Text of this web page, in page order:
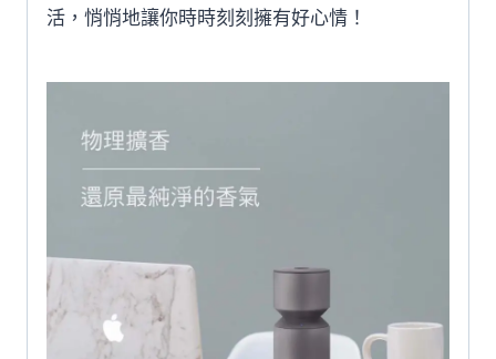
活，悄悄地讓你時時刻刻擁有好心情！